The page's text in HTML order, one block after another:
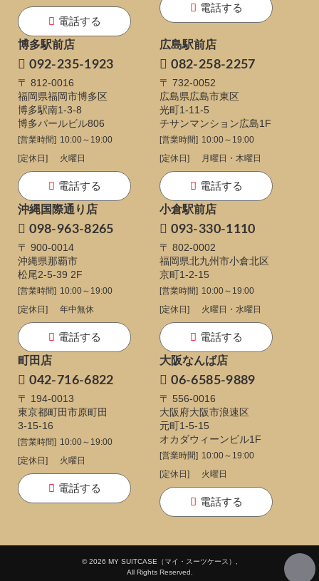
電話する
電話する
博多駅前店
092-235-1923
〒 812-0016
福岡県福岡市博多区
博多駅南1-3-8
博多パールビル806
[営業時間] 10:00～19:00
[定休日]
火曜日
電話する
広島駅前店
082-258-2257
〒 732-0052
広島県広島市東区
光町1-11-5
チサンマンション広島1F
[営業時間] 10:00～19:00
[定休日]
月曜日・木曜日
電話する
沖縄国際通り店
098-963-8265
〒 900-0014
沖縄県那覇市
松尾2-5-39 2F
[営業時間] 10:00～19:00
[定休日]
年中無休
電話する
小倉駅前店
093-330-1110
〒 802-0002
福岡県北九州市小倉北区
京町1-2-15
[営業時間] 10:00～19:00
[定休日]
火曜日・水曜日
電話する
町田店
042-716-6822
〒 194-0013
東京都町田市原町田
3-15-16
[営業時間] 10:00～19:00
[定休日]
火曜日
電話する
大阪なんば店
06-6585-9889
〒 556-0016
大阪府大阪市浪速区
元町1-5-15
オカダウィーンビル1F
[営業時間] 10:00～19:00
[定休日]
火曜日
電話する
© 2026 MY SUITCASE（マイ・スーツケース）,
All Rights Reserved.